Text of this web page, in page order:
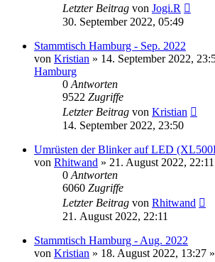
Letzter Beitrag von Jogi.R
30. September 2022, 05:49
Stammtisch Hamburg - Sep. 2022
von Kristian » 14. September 2022,
Hamburg
0 Antworten
9522 Zugriffe
Letzter Beitrag von Kristian
14. September 2022, 23:50
Umrüsten der Blinker auf LED
von Rhitwand » 21. August 2022, 22:11
0 Antworten
6060 Zugriffe
Letzter Beitrag von Rhitwand
21. August 2022, 22:11
Stammtisch Hamburg - Aug. 2022
von Kristian » 18. August 2022, 13:27